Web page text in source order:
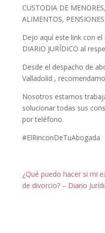
CUSTODIA DE
ALIMENTOS,
Dejo aquí este link con
DIARIO JURÍDICO al
Desde el despacho de
Valladolid ,
Nosotros estamos
solucionar todas sus
por teléfono.
#ElRinconDeTuAbogada
¿Qué puedo hacer si mi
de divorcio? – Diario